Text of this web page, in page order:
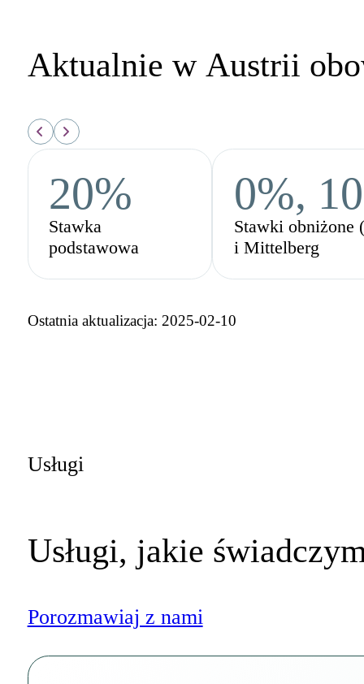
Aktualnie w Austrii
20%
Stawka
podstawowa
0%,
Stawki obniżone
i Mittelberg
Ostatnia aktualizacja: 2025-02-10
Usługi
Usługi, jakie
Porozmawiaj z nami